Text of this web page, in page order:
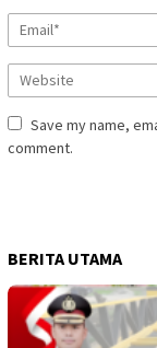
Save my name,
comment.
BERITA UTAMA